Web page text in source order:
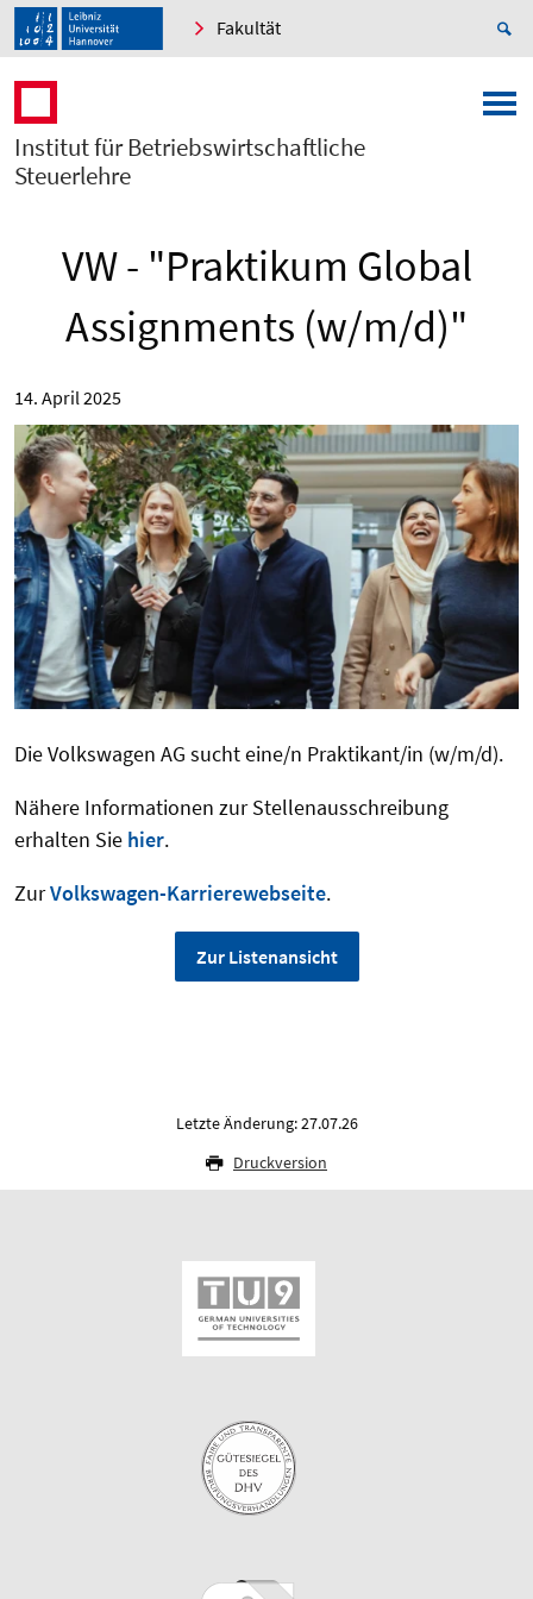
Fakultät
Institut für Betriebswirtschaftliche
Steuerlehre
VW - "Praktikum Global
Assignments (w/m/d)"
14. April 2025
Die Volkswagen AG sucht eine/n Praktikant/in (w/m/d).
Nähere Informationen zur Stellenausschreibung
erhalten Sie hier.
ZurVolkswagen-Karrierewebseite.
Zur Listenansicht
Letzte Änderung: 27.07.26
Druckversion